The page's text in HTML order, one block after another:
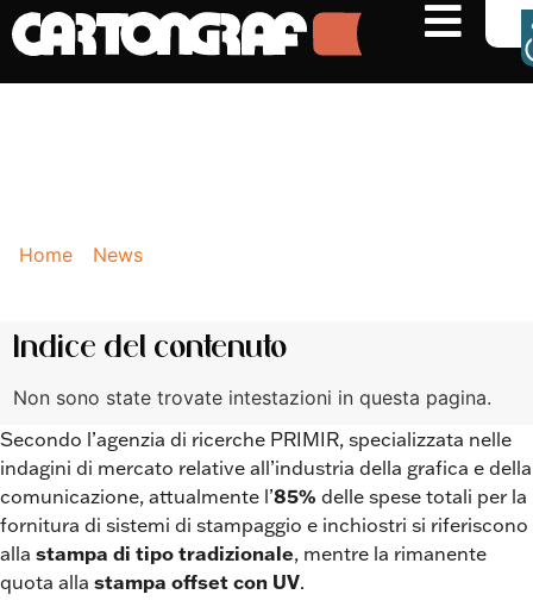
Home News
Secondo l’agenzia di ricerche PRIMIR, specializzata nelle
indagini di mercato relative all’industria della grafica e della
comunicazione, attualmente l’85% delle spese totali per la
fornitura di sistemi di stampaggio e inchiostri si riferiscono
alla stampa di tipo tradizionale, mentre la rimanente
quota alla stampa offset con UV.
Indice del contenuto
Non sono state trovate intestazioni in questa pagina.